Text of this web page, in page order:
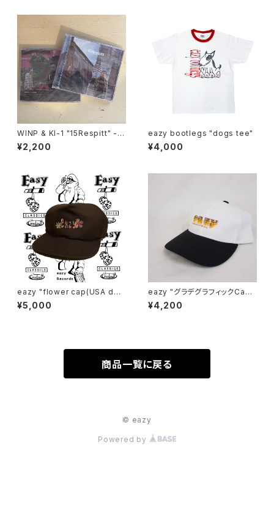
WINP & KI-1 "15Respitt" -A
LBUM-
¥2,200
eazy bootlegs "dogs tee"
¥4,000
eazy "flower cap(USA dea
d stock)"
¥5,000
eazy "グラデグラフィックCap
(full mesh)"
¥4,200
商品一覧に戻る
© eazy
Powered by